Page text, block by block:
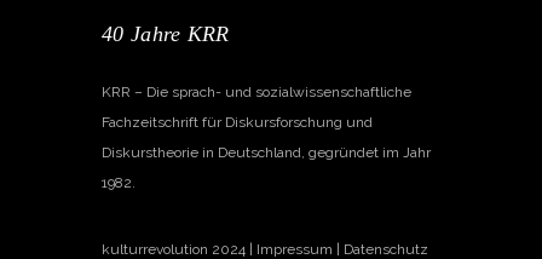
40 Jahre KRR
KRR – Die sprach- und sozialwissenschaftliche
Fachzeitschrift für Diskursforschung und
Diskurstheorie in Deutschland, gegründet im Jahr
1982.
kulturrevolution 2024 | Impressum | Datenschutz